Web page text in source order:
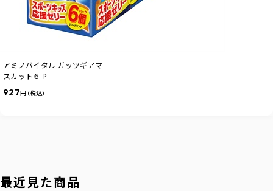
アミノバイタル ガッツギアマ
スカット６Ｐ
927円 (税込)
最近見た商品